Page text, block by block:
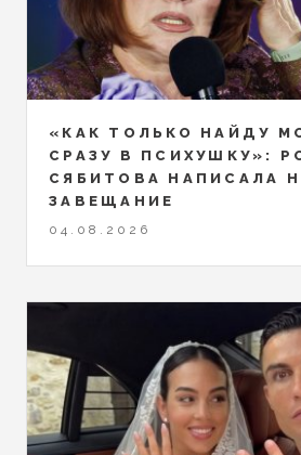
«КАК ТОЛЬКО НАЙДУ
СРАЗУ В ПСИХУШКУ»:
СЯБИТОВА НАПИСАЛА
ЗАВЕЩАНИЕ
04.08.2026